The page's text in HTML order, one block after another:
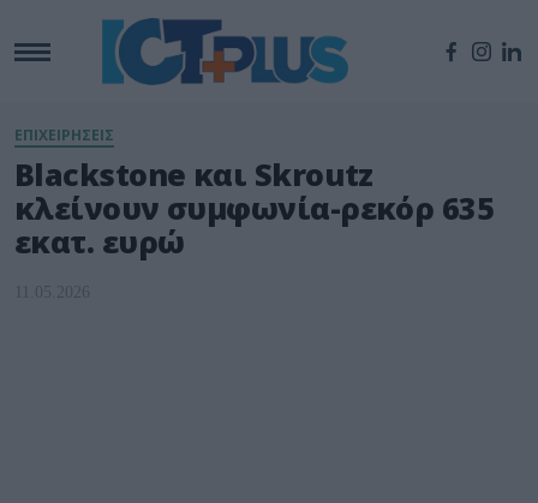
ΕΠΙΧΕΙΡΗΣΕΙΣ
Blackstone και Skroutz
κλείνουν συμφωνία-ρεκόρ 635
εκατ. ευρώ
11.05.2026